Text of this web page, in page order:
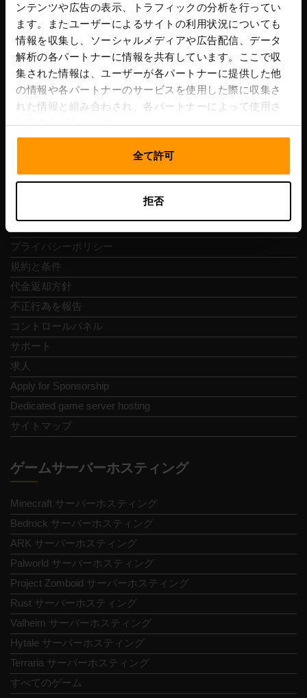
ンテンツや広告の表示、トラフィックの分析を行ってい
ます。またユーザーによるサイトの利用状況についても
情報を収集し、ソーシャルメディアや広告配信、データ
解析の各パートナーに情報を共有しています。ここで収
集された情報は、ユーザーが各パートナーに提供した他
の情報や各パートナーのサービスを使用した際に収集さ
れた情報と組み合わされ、各パートナーによって使用さ
れることがあります。
全て許可
拒否
Scalable Hosting Solutions OÜ
登録コード: 14652605
VAT番号: EE102133820
住所: Harju maakond, Tallinn, Kesklinna linnaosa,
Vesivärava tn 50-201, 10152
クイックナビ
プライバシーポリシー
規約と条件
代金返却方針
不正行為を報告
コントロールパネル
サポート
求人
Apply for Sponsorship
Dedicated game server hosting
サイトマップ
ゲームサーバーホスティング
Minecraft サーバーホスティング
Bedrock サーバーホスティング
ARK サーバーホスティング
Palworld サーバーホスティング
Project Zomboid サーバーホスティング
Rust サーバーホスティング
Valheim サーバーホスティング
Hytale サーバーホスティング
Terraria サーバーホスティング
すべてのゲーム